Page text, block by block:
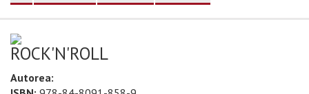
ROCK'N'ROLL
Autorea: